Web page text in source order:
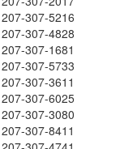
207-307-5216
207-307-4828
207-307-1681
207-307-5733
207-307-3611
207-307-6025
207-307-3080
207-307-8411